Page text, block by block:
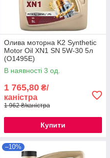
Олива моторна K2 Synthetic
Motor Oil XN1 SN 5W-30 5л
(O1495E)
В наявності 3 од.
1 765,80 ₴/
каністра
1 962 ₴/каністра
Купити
–10%